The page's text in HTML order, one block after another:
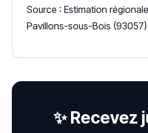
Source : Estimation
Pavillons-sous-Bois (93057)
✨ Recevez